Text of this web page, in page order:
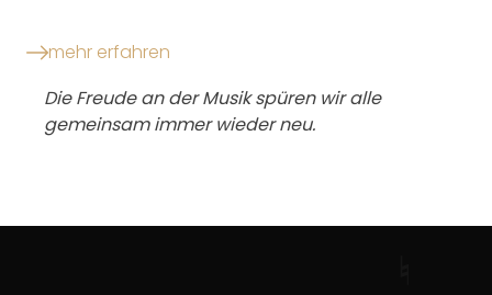
Die Freude an der Musik spüren wir alle
gemeinsam immer wieder neu.
mehr erfahren